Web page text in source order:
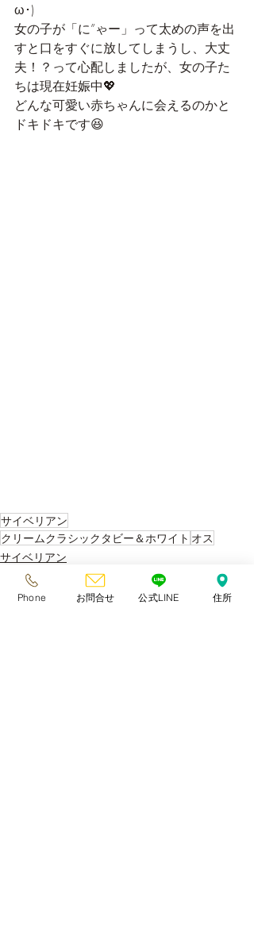
ω･)
女の子が「に”ゃー」って太めの声を出
すと口をすぐに放してしまうし、大丈
夫！？って心配しましたが、女の子た
ちは現在妊娠中💖
どんな可愛い赤ちゃんに会えるのかと
ドキドキです😆
サイベリアン
クリームクラシックタビー＆ホワイト オス
サイベリアン
関連記事 すべて表示
Phone お問合せ 公式LINE 住所